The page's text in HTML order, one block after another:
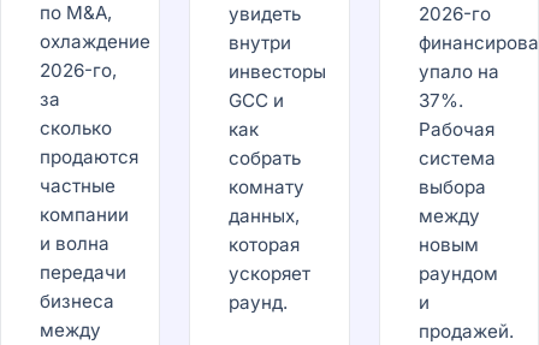
по M&A,
охлаждение
2026-го,
за
сколько
продаются
частные
компании
и волна
передачи
бизнеса
между
увидеть
внутри
инвесторы
GCC и
как
собрать
комнату
данных,
которая
ускоряет
раунд.
2026-го
упало на
37%.
Рабочая
система
выбора
между
новым
раундом
и
продажей.